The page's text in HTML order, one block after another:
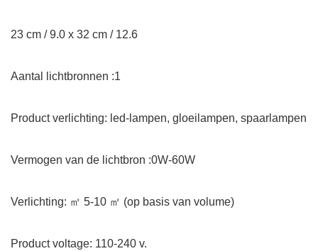
23 cm / 9.0 x 32 cm / 12.6
Aantal lichtbronnen :1
Product verlichting: led-lampen, gloeilampen, spaarlampen
Vermogen van de lichtbron :0W-60W
Verlichting: ㎡ 5-10 ㎡ (op basis van volume)
Product voltage: 110-240 v.